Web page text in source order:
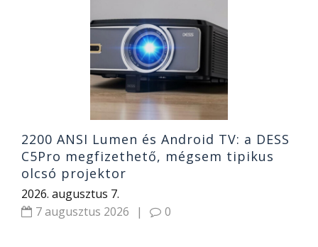
2200 ANSI Lumen és Android TV: a DESS
C5Pro megfizethető, mégsem tipikus
olcsó projektor
2026. augusztus 7.
7 augusztus 2026
| 0